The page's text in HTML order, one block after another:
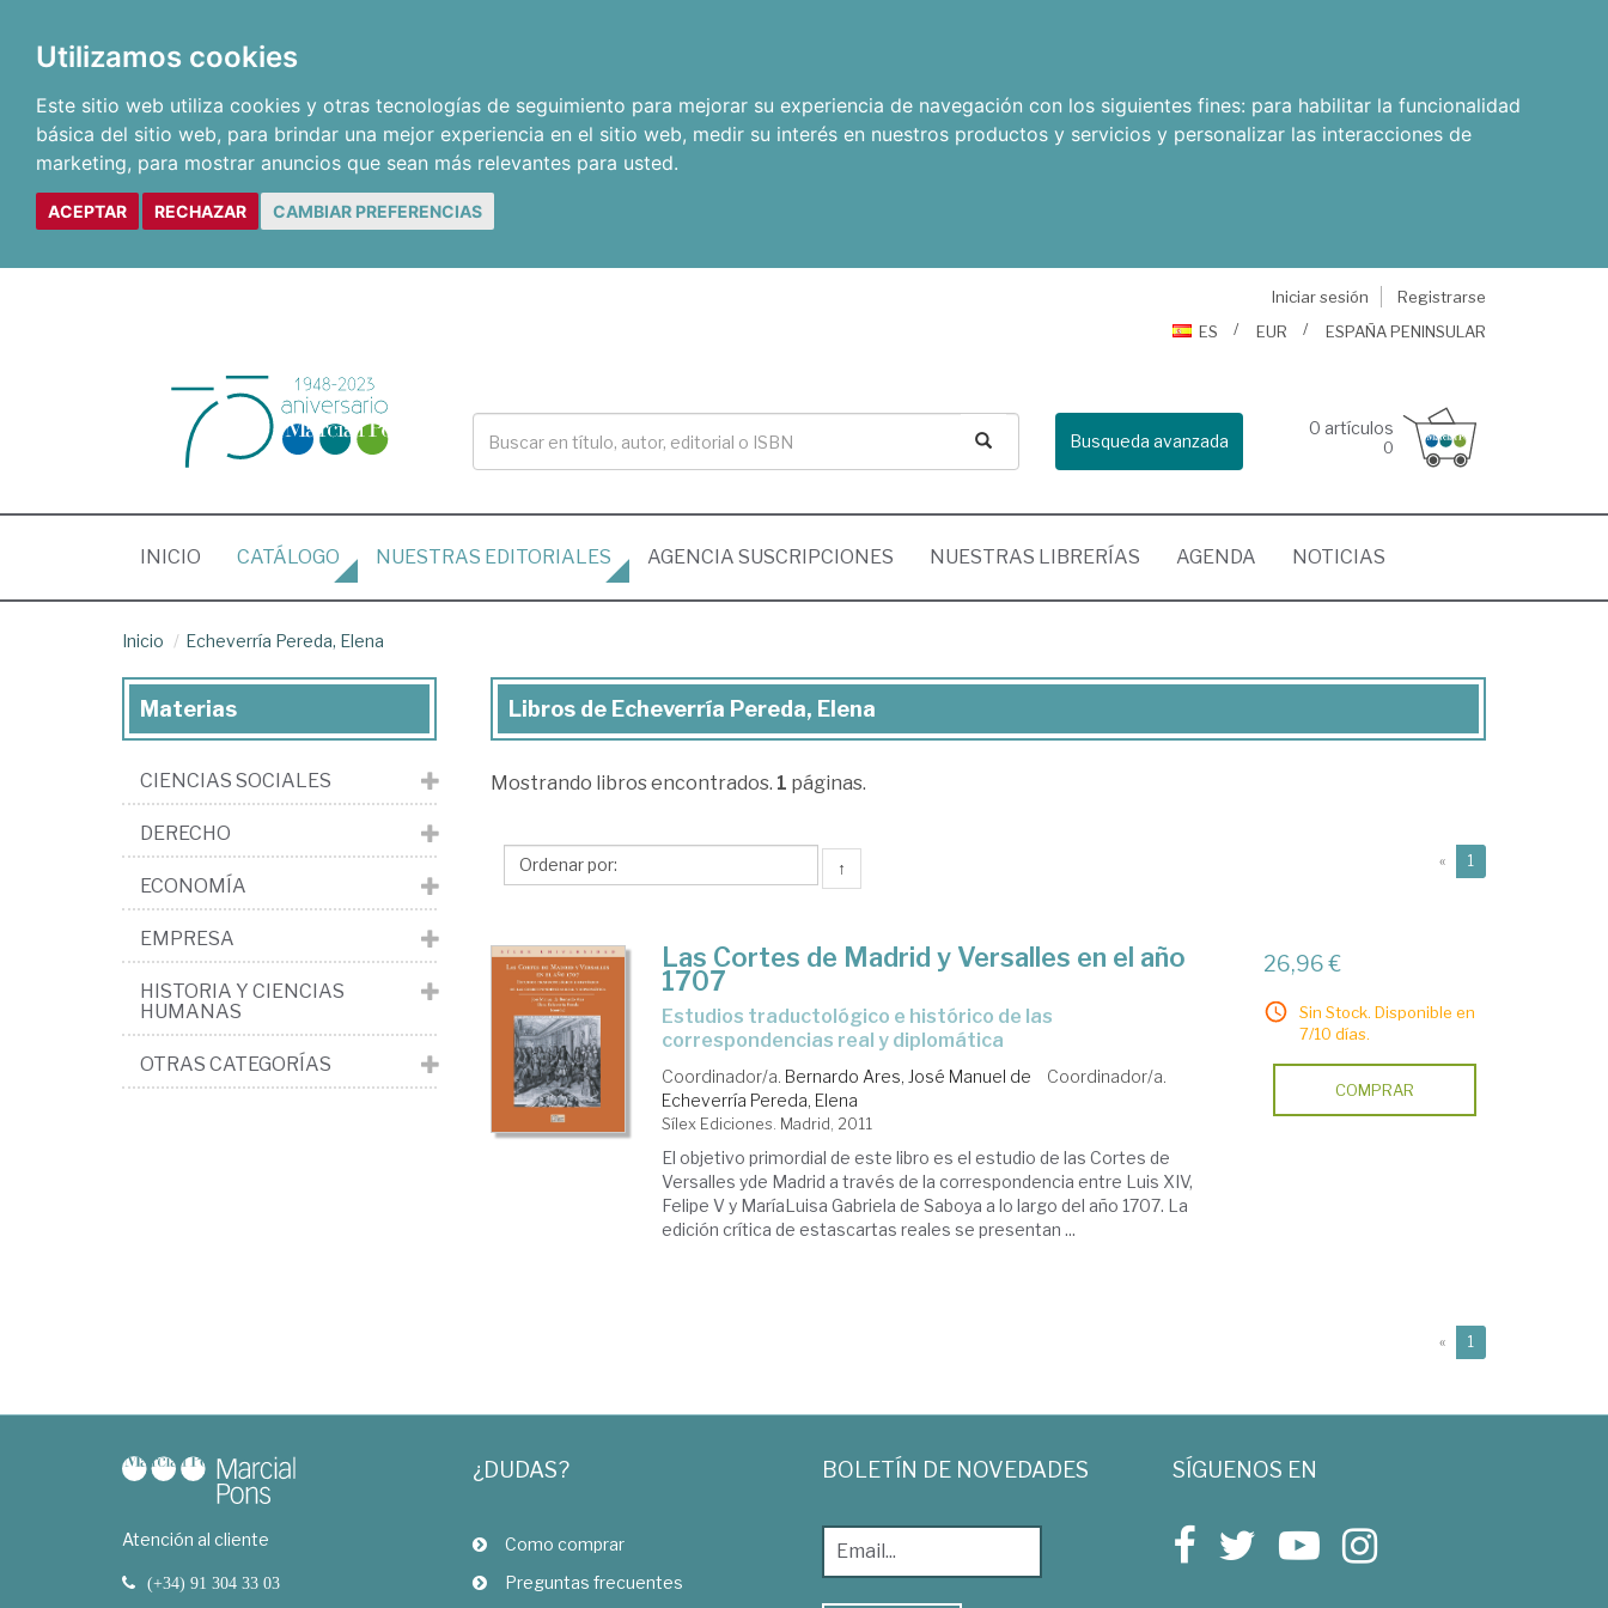
Utilizamos cookies
Este sitio web utiliza cookies y otras tecnologías de seguimiento para mejorar su experiencia de navegación con los siguientes fines: para habilitar la funcionalidad
básica del sitio web, para brindar una mejor experiencia en el sitio web, medir su interés en nuestros productos y servicios y personalizar las interacciones de
marketing, para mostrar anuncios que sean más relevantes para usted.
ACEPTAR RECHAZAR CAMBIAR PREFERENCIAS
Iniciar sesión
Registrarse
ES
EUR ESPAÑA PENINSULAR
Busqueda avanzada
0 artículos
0
INICIO (CURRENT)
CATÁLOGO NUESTRAS EDITORIALES AGENCIA SUSCRIPCIONES NUESTRAS LIBRERÍAS AGENDA NOTICIAS
Inicio Echeverría Pereda, Elena
Libros
Echeverría
Elena
Libros de Echeverría Pereda, Elena
Mostrando libros encontrados. 1 páginas.
↑ « 1
Las Cortes de Madrid y Versalles en el año
1707
estudios traductológico e histórico de las
correspondencias real y diplomática
Coordinador/a. Bernardo Ares, José Manuel de
Coordinador/a.
Echeverría Pereda, Elena
Sílex Ediciones. Madrid, 2011
El objetivo primordial de este libro es el estudio de las Cortes de
Versalles yde Madrid a través de la correspondencia entre Luis XIV,
Felipe V y MaríaLuisa Gabriela de Saboya a lo largo del año 1707. La
edición crítica de estascartas reales se presentan ...
26,96 €
Sin Stock. Disponible en
7/10 días.
COMPRAR
« 1
Materias
CIENCIAS SOCIALES
DERECHO
ECONOMÍA
EMPRESA
HISTORIA Y CIENCIAS
HUMANAS
OTRAS CATEGORÍAS
Atención al cliente
(+34) 91 304 33 03
¿DUDAS?
Como comprar
Preguntas frecuentes
BOLETÍN DE NOVEDADES SÍGUENOS EN